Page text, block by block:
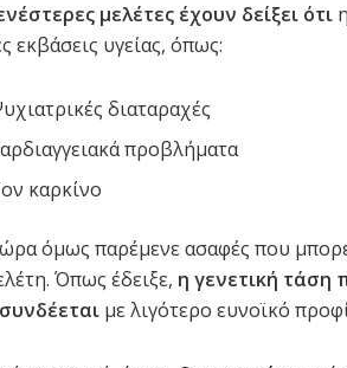
μελέτες έχουν δείξει ότι
εκβάσεις υγείας, όπως:
διαταραχές
προβλήματα
καρκίνο
όμως παρέμενε ασαφές που
Όπως έδειξε, η γενετική τάση
συνδέεται με λιγότερο ευνοϊκό